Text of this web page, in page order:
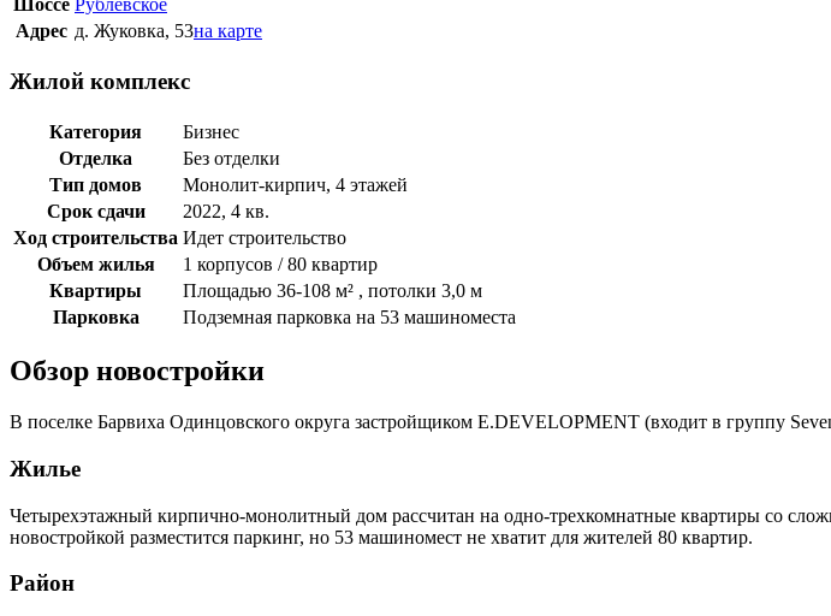
Шоссе Рублевское
Адрес д. Жуковка, 53на карте
Жилой комплекс
Категория
Бизнес
Отделка
Без отделки
Тип домов
Монолит-кирпич, 4 этажей
Срок сдачи
2022, 4 кв.
Ход строительства Идет строительство
Объем жилья
1 корпусов / 80 квартир
Квартиры
Площадью 36-108 м² , потолки 3,0 м
Парковка
Подземная парковка на 53 машиноместа
Обзор новостройки
В поселке Барвиха Одинцовского округа застройщиком E.DEVELOPMENT (входит в группу
Жилье
Четырехэтажный кирпично-монолитный дом рассчитан на одно-трехкомнатные квартиры со
новостройкой разместится паркинг, но 53 машиномест не хватит для жителей 80 квартир.
Район